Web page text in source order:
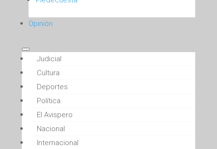
Opinión
Judicial
Cultura
Deportes
Política
El Avispero
Nacional
Internacional